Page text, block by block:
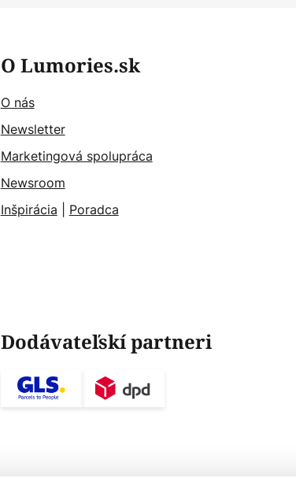
O Lumories.sk
O nás
Newsletter
Marketingová spolupráca
Newsroom
Inšpirácia
Poradca
Dodávateľskí partneri